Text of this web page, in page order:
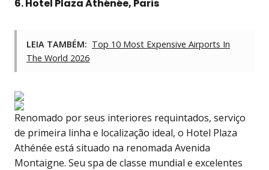
6. Hotel Plaza Athénée, Paris
LEIA TAMBÉM: Top 10 Most Expensive Airports In
The World 2026
Renomado por seus interiores requintados, serviço
de primeira linha e localização ideal, o Hotel Plaza
Athénée está situado na renomada Avenida
Montaigne. Seu spa de classe mundial e excelentes